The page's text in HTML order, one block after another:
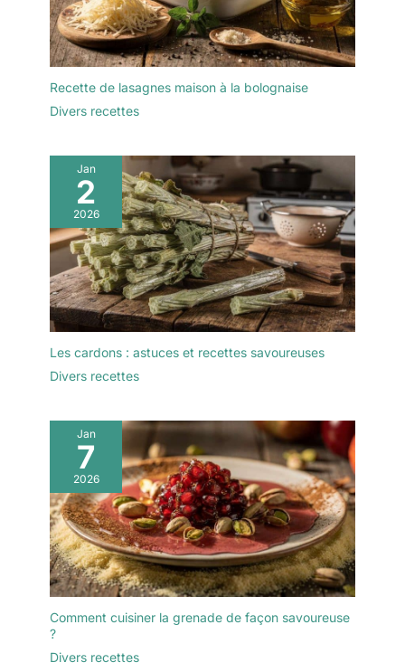
Recette de lasagnes maison à la bolognaise
Divers recettes
Jan
2
2026
Les cardons : astuces et recettes savoureuses
Divers recettes
Jan
7
2026
Comment cuisiner la grenade de façon savoureuse
?
Divers recettes